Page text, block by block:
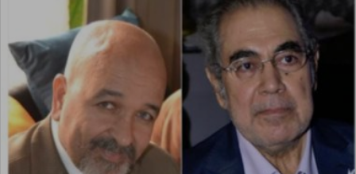
إلكترونيا